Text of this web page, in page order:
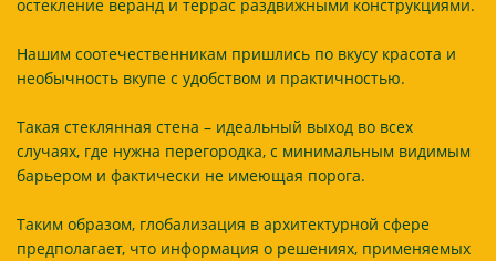
остекление веранд и террас раздвижными конструкциями.
Нашим соотечественникам пришлись по вкусу красота и
необычность вкупе с удобством и практичностью.
Такая стеклянная стена – идеальный выход во всех
случаях, где нужна перегородка, с минимальным видимым
барьером и фактически не имеющая порога.
Таким образом, глобализация в архитектурной сфере
предполагает, что информация о решениях, применяемых